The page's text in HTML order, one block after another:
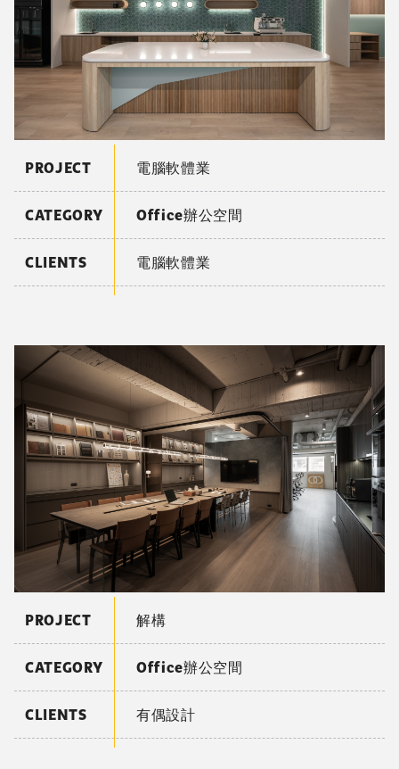
PROJECT 電腦軟體業
CATEGORY Office辦公空間
CLIENTS 電腦軟體業
PROJECT 解構
CATEGORY Office辦公空間
CLIENTS 有偶設計